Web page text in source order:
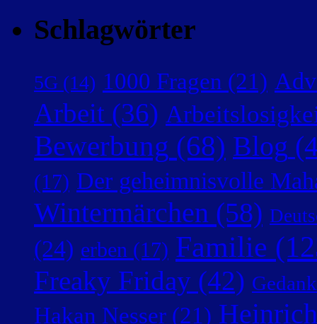
Schlagwörter
5G (14) 1000 Fragen (21)
Arbeit (36)
Bewerbung (68) Blog
(17) Der geheimnisvolle
Wintermärchen (58)
(24) erben (17) Familie
Freaky Friday (42)
Hakan Nesser (21)